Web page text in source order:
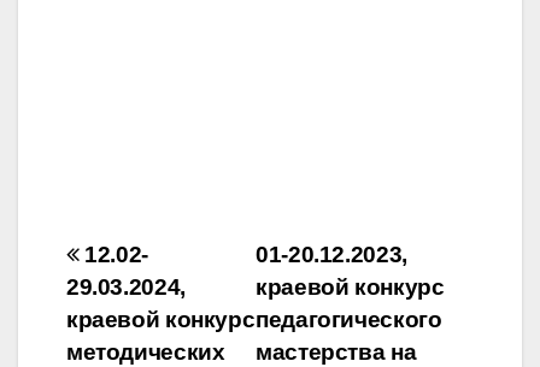
Навигация
по
записям
01-20.12.2023,
краевой конкурс
педагогического
мастерства на
12.02-
29.03.2024,
краевой конкурс
методических